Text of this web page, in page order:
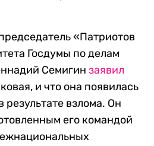
«Патриотов
Госдумы по делам
Семигин заявил
и что она появилась
взлома. Он
его командой